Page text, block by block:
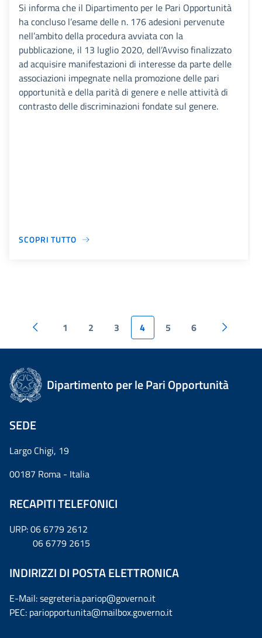
Si informa che il Dipartimento per le Pari Opportunità
ha concluso l’esame delle n. 176 adesioni pervenute
nell’ambito della procedura avviata con la
pubblicazione, il 13 luglio 2020, dell’Avviso finalizzato
ad acquisire manifestazioni di interesse da parte delle
associazioni impegnate nella promozione delle pari
opportunità e della parità di genere e nelle attività di
contrasto delle discriminazioni fondate sul genere.
SCOPRI TUTTO
1 2 3 4 5 6
Dipartimento per le Pari Opportunità
SEDE
Largo Chigi, 19
00187 Roma - Italia
RECAPITI TELEFONICI
URP: 06 6779 2612
06 6779 2615
INDIRIZZI DI POSTA ELETTRONICA
E-Mail: segreteria.pariop@governo.it
PEC: pariopportunita@mailbox.governo.it